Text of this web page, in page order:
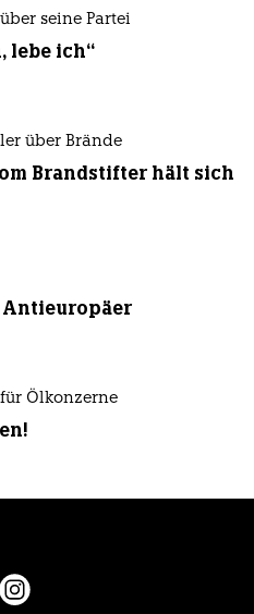
seine Partei
lebe ich“
über Brände
Brandstifter hält sich
Antieuropäer
Ölkonzerne